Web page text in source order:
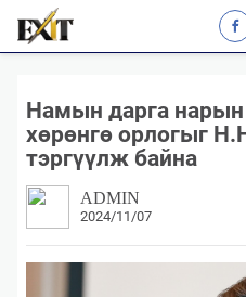
Намын дарга
хөрөнгө орлогыг
тэргүүлж байна
ADMIN
2024/11/07